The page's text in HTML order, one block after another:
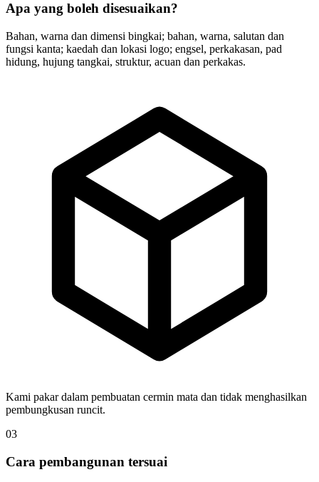
Apa yang boleh disesuaikan?
Bahan, warna dan dimensi bingkai; bahan, warna, salutan dan
fungsi kanta; kaedah dan lokasi logo; engsel, perkakasan, pad
hidung, hujung tangkai, struktur, acuan dan perkakas.
Kami pakar dalam pembuatan cermin mata dan tidak menghasilkan
pembungkusan runcit.
03
Cara pembangunan tersuai